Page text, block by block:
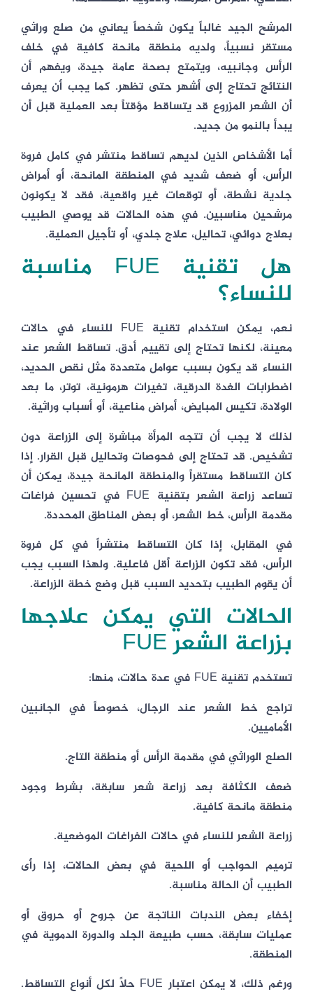
المرشح الجيد غالباً يكون شخصاً يعاني من صلع وراثي
مستقر نسبياً، ولديه منطقة مانحة كافية في خلف
الرأس وجانبيه، ويتمتع بصحة عامة جيدة، ويفهم أن
النتائج تحتاج إلى أشهر حتى تظهر. كما يجب أن يعرف
أن الشعر المزروع قد يتساقط مؤقتاً بعد العملية قبل أن
يبدأ بالنمو من جديد.
أما الأشخاص الذين لديهم تساقط منتشر في كامل فروة
الرأس، أو ضعف شديد في المنطقة المانحة، أو أمراض
جلدية نشطة، أو توقعات غير واقعية، فقد لا يكونون
مرشحين مناسبين. في هذه الحالات قد يوصي الطبيب
بعلاج دوائي، تحاليل، علاج جلدي، أو تأجيل العملية.
هل تقنية FUE مناسبة
للنساء؟
نعم، يمكن استخدام تقنية FUE للنساء في حالات
معينة، لكنها تحتاج إلى تقييم أدق. تساقط الشعر عند
النساء قد يكون بسبب عوامل متعددة مثل نقص الحديد،
اضطرابات الغدة الدرقية، تغيرات هرمونية، توتر، ما بعد
الولادة، تكيس المبايض، أمراض مناعية، أو أسباب وراثية.
لذلك لا يجب أن تتجه المرأة مباشرة إلى الزراعة دون
تشخيص. قد تحتاج إلى فحوصات وتحاليل قبل القرار. إذا
كان التساقط مستقراً والمنطقة المانحة جيدة، يمكن أن
تساعد زراعة الشعر بتقنية FUE في تحسين فراغات
مقدمة الرأس، خط الشعر، أو بعض المناطق المحددة.
في المقابل، إذا كان التساقط منتشراً في كل فروة
الرأس، فقد تكون الزراعة أقل فاعلية. ولهذا السبب يجب
أن يقوم الطبيب بتحديد السبب قبل وضع خطة الزراعة.
الحالات التي يمكن علاجها
بزراعة الشعر FUE
تستخدم تقنية FUE في عدة حالات، منها:
تراجع خط الشعر عند الرجال، خصوصاً في الجانبين
الأماميين.
الصلع الوراثي في مقدمة الرأس أو منطقة التاج.
ضعف الكثافة بعد زراعة شعر سابقة، بشرط وجود
منطقة مانحة كافية.
زراعة الشعر للنساء في حالات الفراغات الموضعية.
ترميم الحواجب أو اللحية في بعض الحالات، إذا رأى
الطبيب أن الحالة مناسبة.
إخفاء بعض الندبات الناتجة عن جروح أو حروق أو
عمليات سابقة، حسب طبيعة الجلد والدورة الدموية في
المنطقة.
ورغم ذلك، لا يمكن اعتبار FUE حلاً لكل أنواع التساقط.